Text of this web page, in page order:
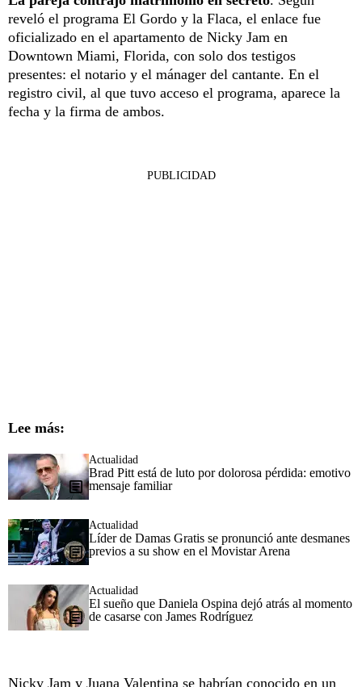
reveló el programa El Gordo y la Flaca, el enlace fue
oficializado en el apartamento de Nicky Jam en
Downtown Miami, Florida, con solo dos testigos
presentes: el notario y el mánager del cantante. En el
registro civil, al que tuvo acceso el programa, aparece la
fecha y la firma de ambos.
PUBLICIDAD
Lee más:
Actualidad
Brad Pitt está de luto por dolorosa pérdida: emotivo
mensaje familiar
Actualidad
Líder de Damas Gratis se pronunció ante desmanes
previos a su show en el Movistar Arena
Actualidad
El sueño que Daniela Ospina dejó atrás al momento
de casarse con James Rodríguez
Nicky Jam y Juana Valentina se habrían conocido en un